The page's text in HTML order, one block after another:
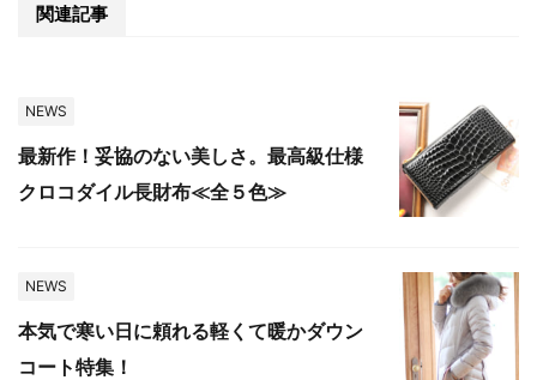
関連記事
NEWS
最新作！妥協のない美しさ。最高級仕様
クロコダイル長財布≪全５色≫
NEWS
本気で寒い日に頼れる軽くて暖かダウン
コート特集！